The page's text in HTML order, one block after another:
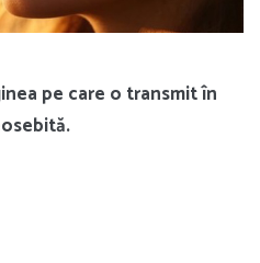
pe care o transmit în